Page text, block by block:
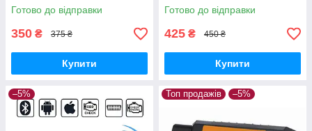
Готово до відправки
350 ₴ 375 ₴
Купити
Готово до відправки
425 ₴ 450 ₴
Купити
–5% Топ продажів –5%